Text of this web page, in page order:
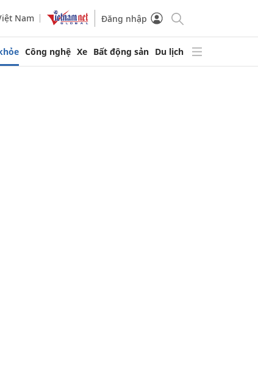
Nam Đăng nhập
Công nghệ Xe Bất động sản Du lịch